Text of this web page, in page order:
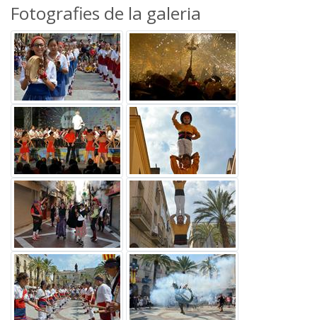
Fotografies de la galeria